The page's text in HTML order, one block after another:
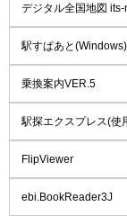
デジタル全国地図
駅すぱあと(Windows)
乗換案内VER.5
駅探エクスプレス(使
FlipViewer
ebi.BookReader3J